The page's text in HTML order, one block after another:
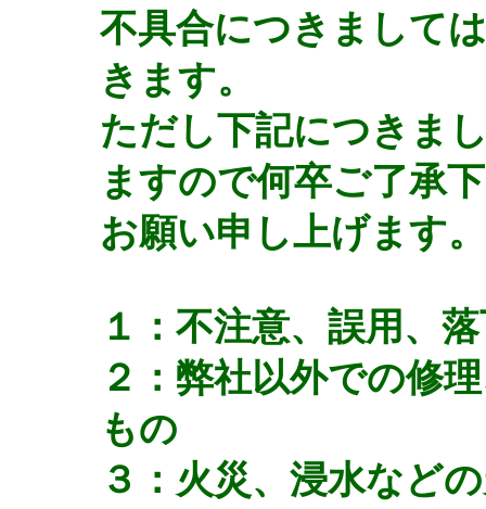
不具合につきまして
きます。
ただし下記につきま
ますので何卒ご了承
お願い申し上げます。
１：不注意、誤用、
２：弊社以外での修
もの
３：火災、浸水など